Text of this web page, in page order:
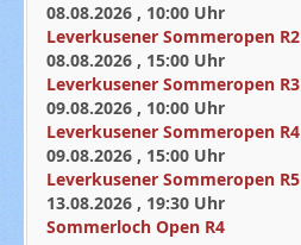
08.08.2026 , 10:00 Uhr
Leverkusener Sommeropen R2
08.08.2026 , 15:00 Uhr
Leverkusener Sommeropen R3
09.08.2026 , 10:00 Uhr
Leverkusener Sommeropen R4
09.08.2026 , 15:00 Uhr
Leverkusener Sommeropen R5
13.08.2026 , 19:30 Uhr
Sommerloch Open R4